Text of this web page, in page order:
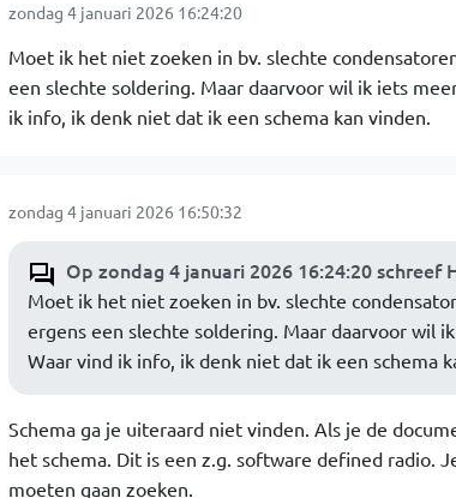
zondag 4 januari 2026 16:24:20
Moet ik het niet zoeken in bv. slechte
een slechte soldering. Maar daarvoor wil ik iets
ik info, ik denk niet dat ik een schema kan vinden.
zondag 4 januari 2026 16:50:32
Op zondag 4 januari 2026 16:24:20 schreef
Moet ik het niet zoeken in bv. slechte
ergens een slechte soldering. Maar daarvoor wil
Waar vind ik info, ik denk niet dat ik een schema
Schema ga je uiteraard niet vinden. Als je de
het schema. Dit is een z.g. software defined radio.
moeten gaan zoeken.